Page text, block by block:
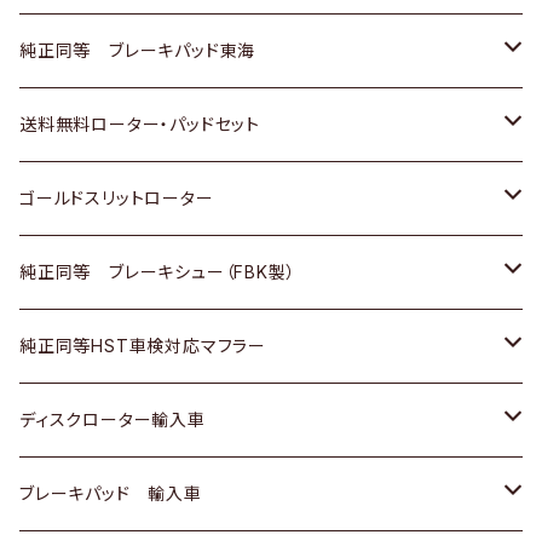
スバル
日野
三菱ふそう
ＢＭＷ
三菱
日野
三菱ふそう
日野
三菱ふそう
その他
マツダ
三菱
スバル
いすゞ
ダイハツ
マツダ
三菱
スバル
ダイハツ
マツダ
三菱
スズキ
日産
ダイハツ
マツダ
三菱
スバル
ホンダ
スズキ
日産
いすゞ
ダイハツ
マツダ
三菱
トヨタ
ホンダ
スズキ
日産
ダイハツ
マツダ
三菱
純正同等 ブレーキパッド東海
トヨタ
ホンダ
日産
いすゞ
ダイハツ
マツダ
送料無料ローター・パッドセット
トヨタ
ホンダ
スズキ
日産
ダイハツ
ゴールドスリットローター
トヨタ
ホンダ
スズキ
日産
純正同等 ブレーキシュー（FBK製）
ホンダ
スズキ
日産
純正同等HST車検対応マフラー
トヨタ
ホンダ
ディスクローター輸入車
ＡＵＤＩ
ブレーキパッド 輸入車